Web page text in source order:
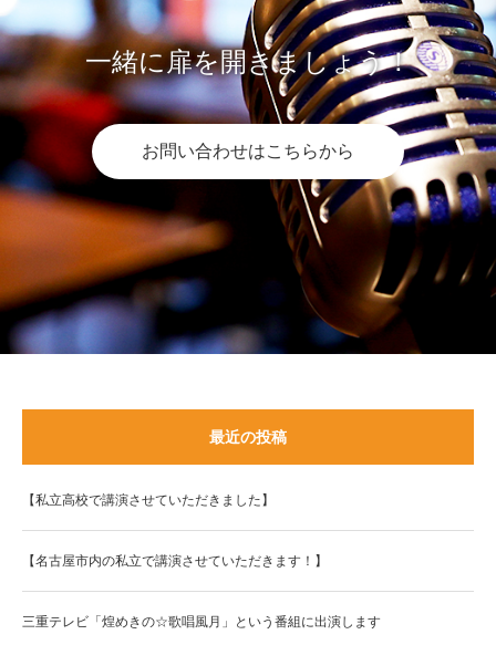
一緒に扉を開きましょう！
お問い合わせはこちらから
最近の投稿
【私立高校で講演させていただきました】
【名古屋市内の私立で講演させていただきます！】
三重テレビ「煌めきの☆歌唱風月」という番組に出演します